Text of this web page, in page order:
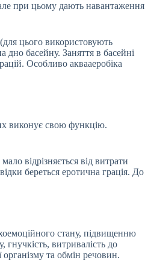
при цьому дають навантаження
цього використовують
басейну. Заняття в басейні
Особливо аквааеробіка
виконує свою функцію.
відрізняється від витрати
береться еротична грація. До
стану, підвищенню
гнучкість, витривалість до
та обмін речовин.